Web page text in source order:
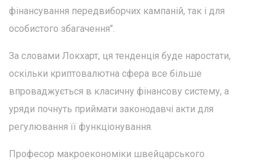
фінансування передвиборчих кампаній, так і для
особистого збагачення".
За словами Локхарт, ця тенденція буде наростати,
оскільки криптовалютна сфера все більше
впроваджується в класичну фінансову систему, а
уряди почнуть приймати законодавчі акти для
регулювання її функціонування.
Професор макроекономіки швейцарського